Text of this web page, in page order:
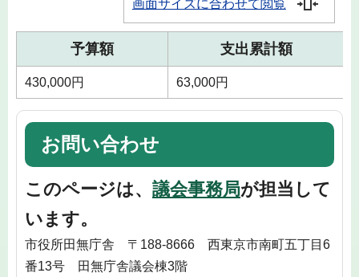
画面サイズに合わせて閲覧
予算額 支出累計額
430,000円 63,000円
お問い合わせ
このページは、 議会事務局が担当して
います。
市役所田無庁舎 〒188-8666 西東京市南町五丁目6
番13号 田無庁舎議会棟3階